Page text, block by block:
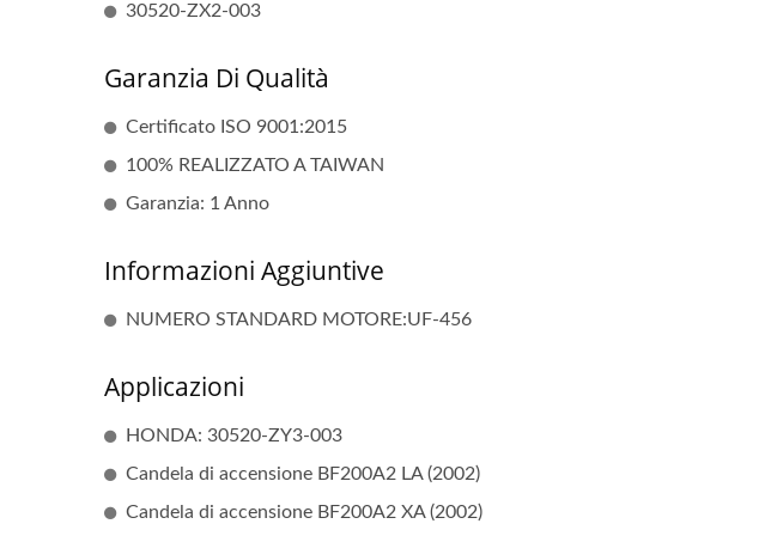
30520-ZX2-003
Garanzia Di Qualità
Certificato ISO 9001:2015
100% REALIZZATO A TAIWAN
Garanzia: 1 Anno
Informazioni Aggiuntive
NUMERO STANDARD MOTORE:UF-456
Applicazioni
HONDA: 30520-ZY3-003
Candela di accensione BF200A2 LA (2002)
Candela di accensione BF200A2 XA (2002)